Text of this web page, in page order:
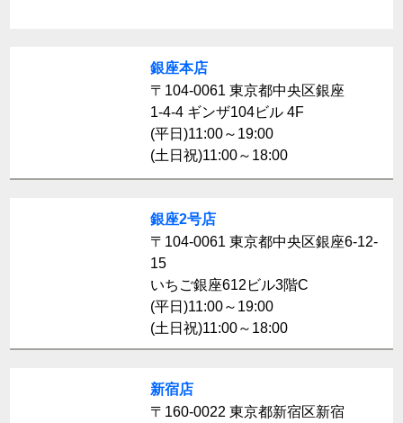
銀座本店
〒104-0061 東京都中央区銀座
1-4-4 ギンザ104ビル 4F
(平日)11:00～19:00
(土日祝)11:00～18:00
銀座2号店
〒104-0061 東京都中央区銀座6-12-
15
いちご銀座612ビル3階C
(平日)11:00～19:00
(土日祝)11:00～18:00
新宿店
〒160-0022 東京都新宿区新宿